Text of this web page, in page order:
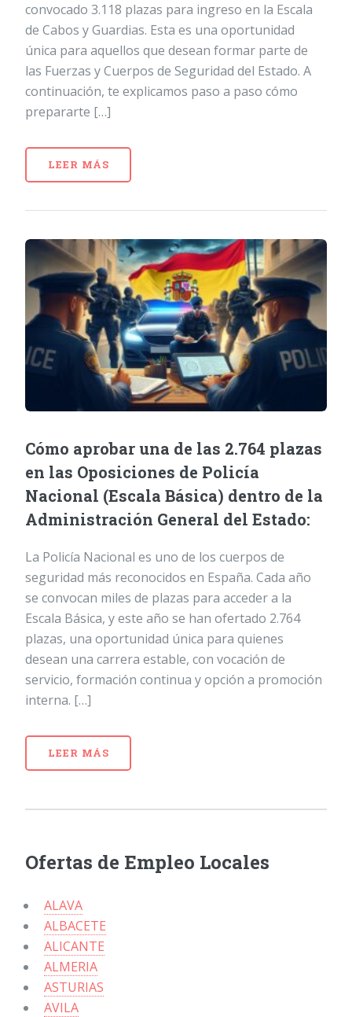
convocado 3.118 plazas para ingreso en la Escala
de Cabos y Guardias. Esta es una oportunidad
única para aquellos que desean formar parte de
las Fuerzas y Cuerpos de Seguridad del Estado. A
continuación, te explicamos paso a paso cómo
prepararte […]
LEER MÁS
Cómo aprobar una de las 2.764 plazas
en las Oposiciones de Policía
Nacional (Escala Básica) dentro de la
Administración General del Estado:
La Policía Nacional es uno de los cuerpos de
seguridad más reconocidos en España. Cada año
se convocan miles de plazas para acceder a la
Escala Básica, y este año se han ofertado 2.764
plazas, una oportunidad única para quienes
desean una carrera estable, con vocación de
servicio, formación continua y opción a promoción
interna. […]
LEER MÁS
Ofertas de Empleo Locales
ALAVA
ALBACETE
ALICANTE
ALMERIA
ASTURIAS
AVILA